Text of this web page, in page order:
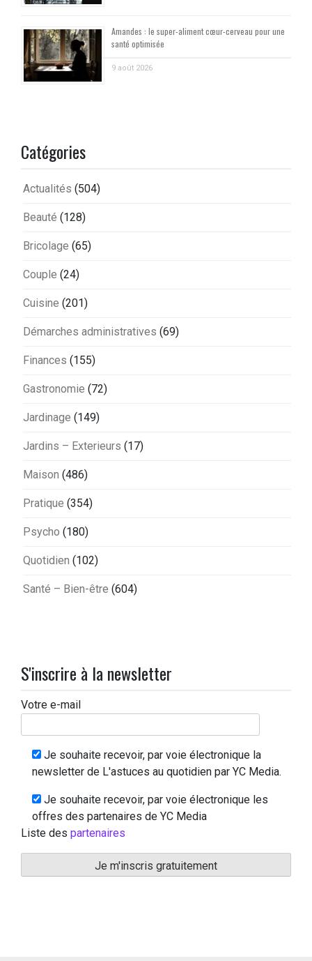
Amandes : le super-aliment cœur-cerveau pour une
santé optimisée
9 août 2026
Catégories
Actualités (504)
Beauté (128)
Bricolage (65)
Couple (24)
Cuisine (201)
Démarches administratives (69)
Finances (155)
Gastronomie (72)
Jardinage (149)
Jardins – Exterieurs (17)
Maison (486)
Pratique (354)
Psycho (180)
Quotidien (102)
Santé – Bien-être (604)
S'inscrire à la newsletter
Votre e-mail
Je souhaite recevoir, par voie électronique la
newsletter de L'astuces au quotidien par YC Media.
Je souhaite recevoir, par voie électronique les
offres des partenaires de YC Media
Liste des partenaires